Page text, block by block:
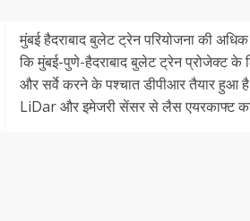
मुंबई हैदराबाद बुलेट ट्रेन परियोजना की
कि मुंबई-पुणे-हैदराबाद बुलेट ट्रेन प्रोजेक्‍ट के
और सर्वे करने के पश्चात डीपीआर तैयार हुआ
LiDar और इमेजरी सेंसर से लैस एयरकाफ्ट का